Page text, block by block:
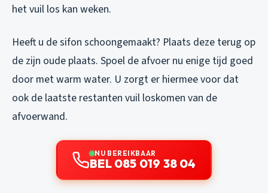
het vuil los kan weken.
Heeft u de sifon schoongemaakt? Plaats deze terug op
de zijn oude plaats. Spoel de afvoer nu enige tijd goed
door met warm water. U zorgt er hiermee voor dat
ook de laatste restanten vuil loskomen van de
afvoerwand.
NU BEREIKBAAR
BEL 085 019 38 04